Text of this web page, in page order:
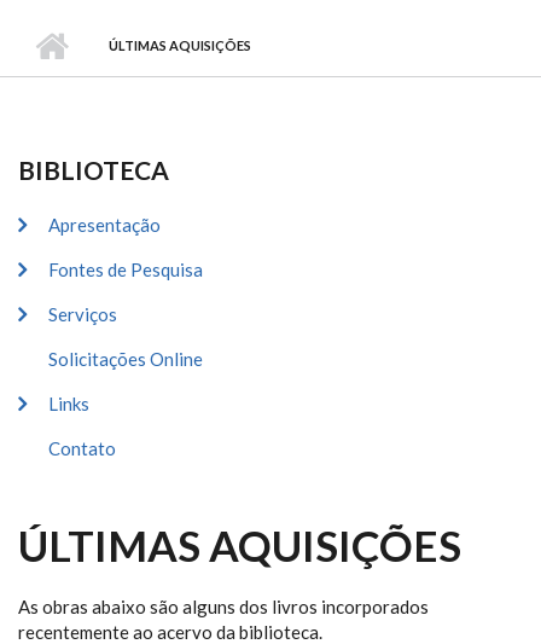
ÚLTIMAS AQUISIÇÕES
BIBLIOTECA
Apresentação
Fontes de Pesquisa
Serviços
Solicitações Online
Links
Contato
ÚLTIMAS AQUISIÇÕES
As obras abaixo são alguns dos livros incorporados
recentemente ao acervo da biblioteca.